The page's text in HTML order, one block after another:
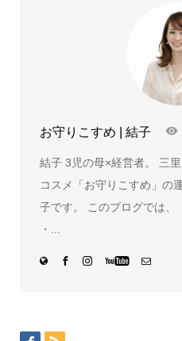
お守りこすめ | 結子
結子 3児の母×経営者。 三
コスメ「お守りこすめ」の
子です。 このブログでは、
・...